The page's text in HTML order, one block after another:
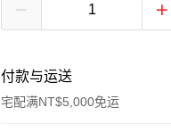
付款与运送
宅配满NT$5,000免运